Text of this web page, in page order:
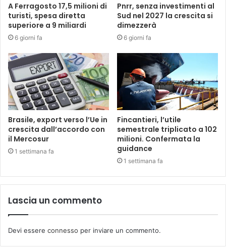
A Ferragosto 17,5 milioni di
turisti, spesa diretta
superiore a 9 miliardi
6 giorni fa
Pnrr, senza investimenti al
Sud nel 2027 la crescita si
dimezzerà
6 giorni fa
Brasile, export verso l’Ue in
crescita dall’accordo con
il Mercosur
1 settimana fa
Fincantieri, l’utile
semestrale triplicato a 102
milioni. Confermata la
guidance
1 settimana fa
Lascia un commento
Devi essere connesso per inviare un commento.